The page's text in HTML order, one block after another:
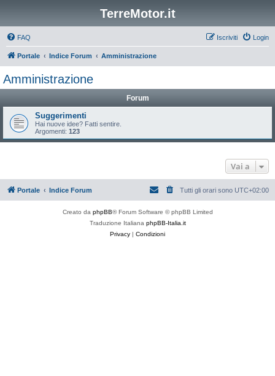
TerreMotor.it
FAQ Login
Iscriviti
Portale Indice Forum Amministrazione
Amministrazione
Forum
Suggerimenti
Hai nuove idee? Fatti sentire.
Argomenti: 123
Vai a
Portale Indice Forum Tutti gli orari sono UTC+02:00
Creato da phpBB® Forum Software © phpBB Limited
Traduzione Italiana phpBB-Italia.it
Privacy | Condizioni